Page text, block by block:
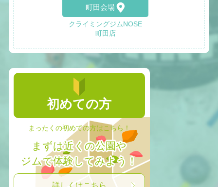
町田会場
クライミングジムNOSE
町田店
初めての方
まったくの初めての方はこちら！
まずは近くの公園や
ジムで体験してみよう！
詳しくはこちら